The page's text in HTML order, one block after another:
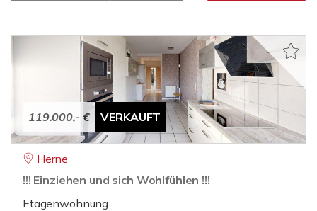
119.000,- € VERKAUFT
Herne
!!! Einziehen und sich Wohlfühlen !!!
Etagenwohnung